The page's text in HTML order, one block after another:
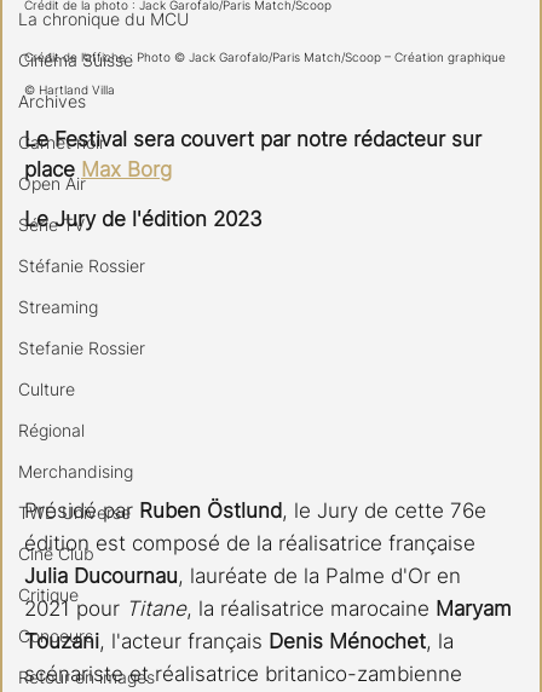
La chronique du MCU
Cinéma Suisse
Archives
Carnet noir
Open Air
Série TV
Stéfanie Rossier
Streaming
Stefanie Rossier
Culture
Régional
Merchandising
TWD Universe
Ciné Club
Critique
Concours
Retour en images
Crédit de la photo : Jack Garofalo/Paris Match/Scoop
Crédit de l’affiche : Photo © Jack Garofalo/Paris Match/Scoop – Création graphique
© Hartland Villa
Le Festival sera couvert par notre rédacteur sur
place Max Borg
Le Jury de l'édition 2023
Présidé par Ruben Östlund, le Jury de cette 76e
édition est composé de la réalisatrice française
Julia Ducournau, lauréate de la Palme d'Or en
2021 pour Titane, la réalisatrice marocaine Maryam
Touzani, l'acteur français Denis Ménochet, la
scénariste et réalisatrice britanico-zambienne